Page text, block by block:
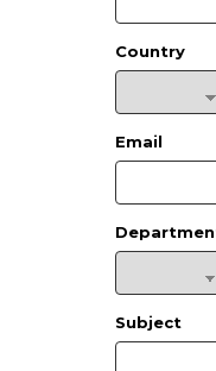
Country
Email
Subject